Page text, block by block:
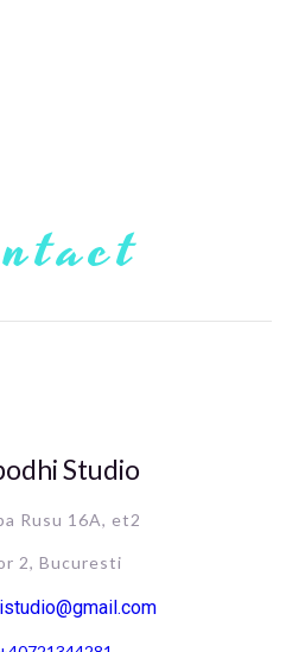
Studio
Rusu 16A, et2
2, Bucuresti